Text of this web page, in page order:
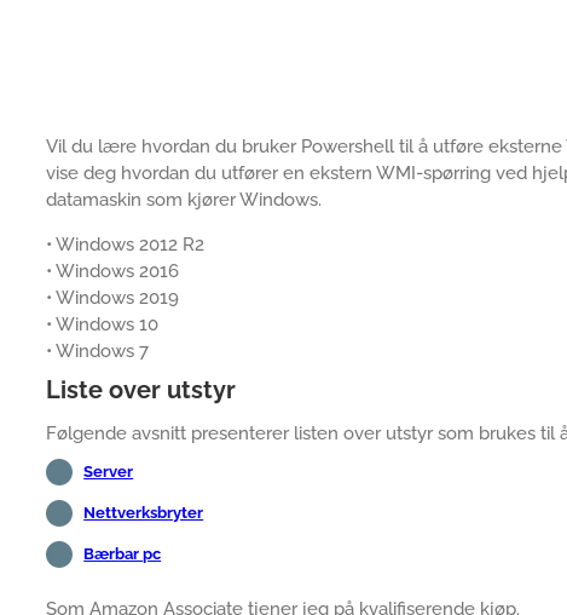
Vil du lære hvordan du bruker Powershell til å utføre
vise deg hvordan du utfører en ekstern WMI-spørring ved
datamaskin som kjører Windows.
• Windows 2012 R2
• Windows 2016
• Windows 2019
• Windows 10
• Windows 7
Liste over utstyr
Følgende avsnitt presenterer listen over utstyr som brukes
Server
Nettverksbryter
Bærbar pc
Som Amazon Associate tjener jeg på kvalifiserende kjøp.